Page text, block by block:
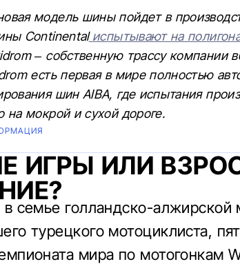
модель шины пойдет в
Continentalиспытывают на
– собственную трассу компании
есть первая в мире полностью
шин AIBA, где испытания
на мокрой и сухой дороге.
ИГРЫ ИЛИ
семье голландско-
турецкого мотоциклиста,
мира по мотогонкам